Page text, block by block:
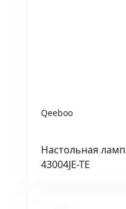
Qeeboo
Настольная
43004JE-TE